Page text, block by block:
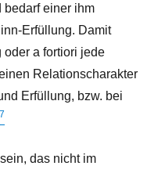
bedarf einer ihm
Erfüllung. Damit
a fortiori jede
Relationscharakter
Erfüllung, bzw. bei
7
das nicht im